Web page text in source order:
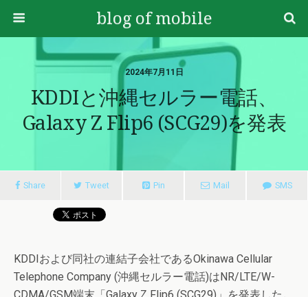
blog of mobile
2024年7月11日
KDDIと沖縄セルラー電話、
Galaxy Z Flip6 (SCG29)を発表
Share Tweet Pin Mail SMS
KDDIおよび同社の連結子会社であるOkinawa Cellular
Telephone Company (沖縄セルラー電話)はNR/LTE/W-